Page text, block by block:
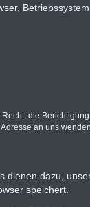
die Berichtigung,
an uns
dienen dazu,
speichert.